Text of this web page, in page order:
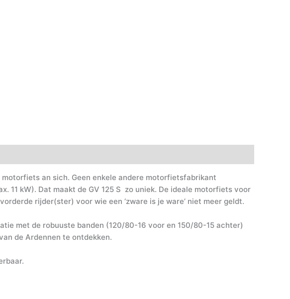
an sich. Geen enkele andere motorfietsfabrikant
11 kW). Dat maakt de GV 125 S zo uniek. De ideale motorfiets voor
rijder(ster) voor wie een ‘zware is je ware’ niet meer geldt.
met de robuuste banden (120/80-16 voor en 150/80-15 achter)
de Ardennen te ontdekken.